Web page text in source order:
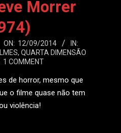
Morrer
ON: 12/09/2014
IN:
, QUARTA DIMENSÃO
1 COMMENT
de horror, mesmo que
o filme quase não tem
violência!